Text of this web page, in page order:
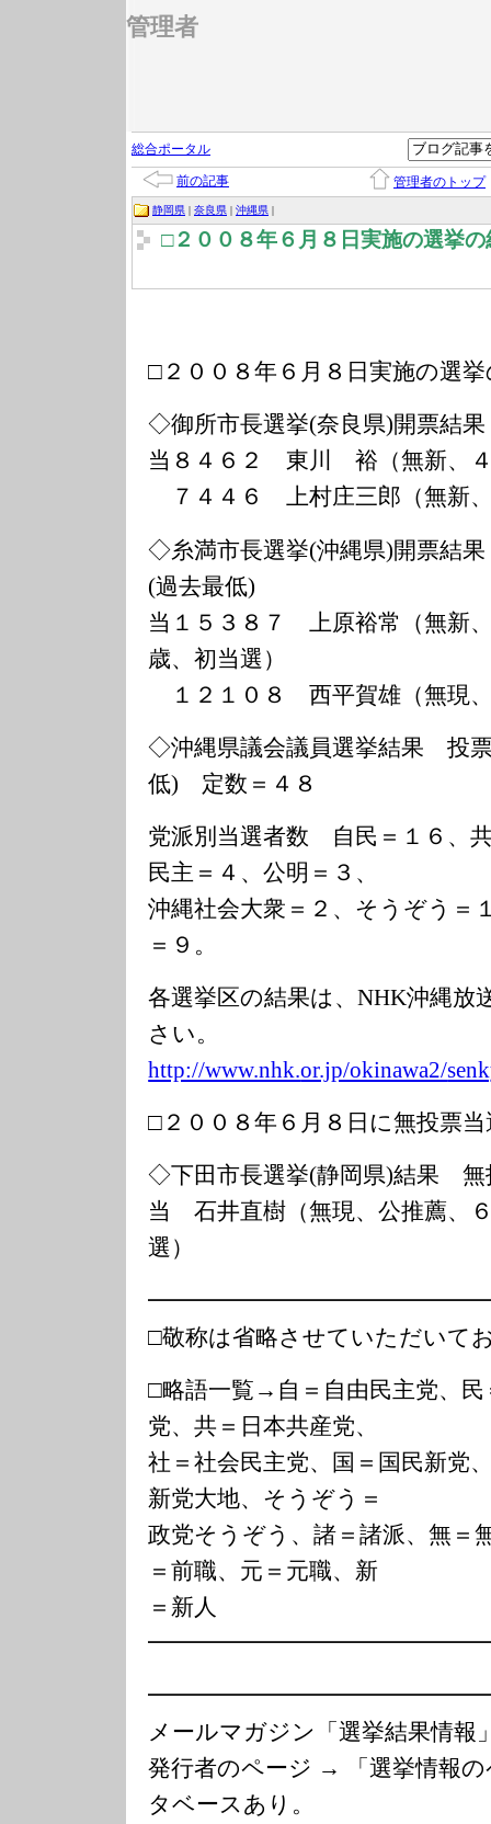
管理者
総合ポータル
前の記事 管理者のトップ
静岡県 | 奈良県 | 沖縄県 |
□２００８年６月８日実施の選挙の
□２００８年６月８日実施の選
◇御所市長選挙(奈良県)開票結
当８４６２ 東川 裕（無新、
７４４６ 上村庄三郎（無新
◇糸満市長選挙(沖縄県)開票結
(過去最低)
当１５３８７ 上原裕常（無新
歳、初当選）
１２１０８ 西平賀雄（無現
◇沖縄県議会議員選挙結果 投
低) 定数＝４８
党派別当選者数 自民＝１６、
民主＝４、公明＝３、
沖縄社会大衆＝２、そうぞう＝
＝９。
各選挙区の結果は、NHK沖縄放
さい。
http://www.nhk.or.jp/okinawa2/
□２００８年６月８日に無投票
◇下田市長選挙(静岡県)結果 無
当 石井直樹（無現、公推薦、
選）
□敬称は省略させていただいて
□略語一覧→自＝自由民主党、民
党、共＝日本共産党、
社＝社会民主党、国＝国民新党
新党大地、そうぞう＝
政党そうぞう、諸＝諸派、無＝
＝前職、元＝元職、新
＝新人
メールマガジン「選挙結果情
発行者のページ → 「選挙情報
タベースあり。